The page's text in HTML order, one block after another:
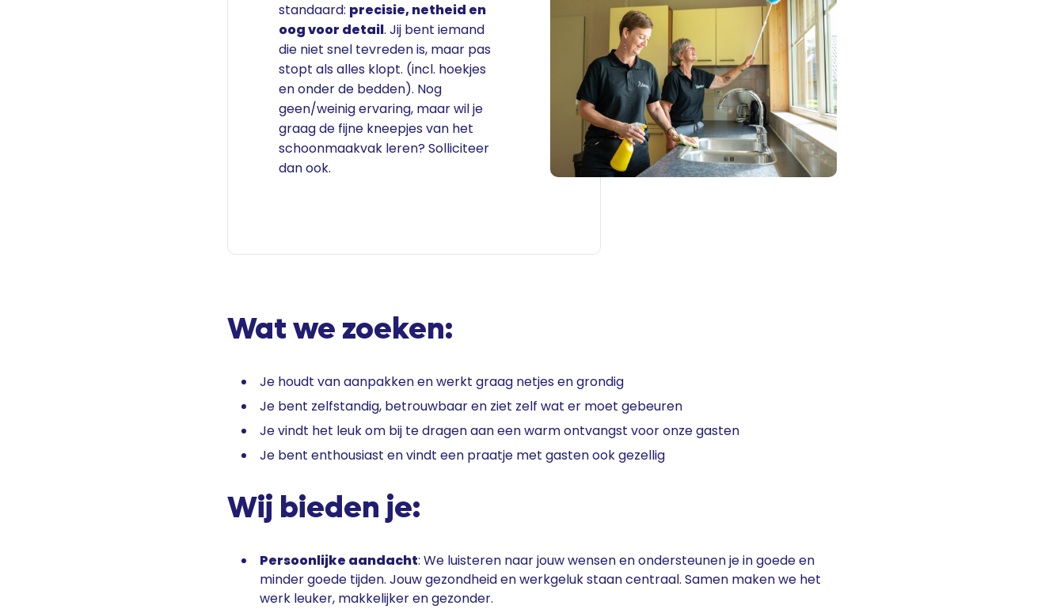
standaard: precisie, netheid en
oog voor detail. Jij bent iemand
die niet snel tevreden is, maar pas
stopt als alles klopt. (incl. hoekjes
en onder de bedden). Nog
geen/weinig ervaring, maar wil je
graag de fijne kneepjes van het
schoonmaakvak leren? Solliciteer
dan ook.
Wat we zoeken:
Je houdt van aanpakken en werkt graag netjes en grondig
Je bent zelfstandig, betrouwbaar en ziet zelf wat er moet gebeuren
Je vindt het leuk om bij te dragen aan een warm ontvangst voor onze gasten
Je bent enthousiast en vindt een praatje met gasten ook gezellig
Wij bieden je:
Persoonlijke aandacht: We luisteren naar jouw wensen en ondersteunen je in goede en
minder goede tijden. Jouw gezondheid en werkgeluk staan centraal. Samen maken we het
werk leuker, makkelijker en gezonder.